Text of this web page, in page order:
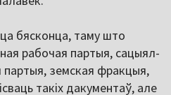
бясконца, таму што
рабочая партыя, сацыял-
земская фракцыя,
такіх дакументаў, але